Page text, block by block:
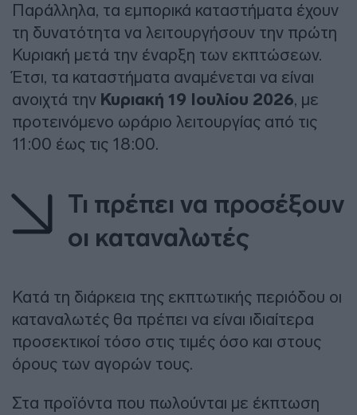
Παράλληλα, τα εμπορικά καταστήματα έχουν
τη δυνατότητα να λειτουργήσουν την πρώτη
Κυριακή μετά την έναρξη των εκπτώσεων.
Έτσι, τα καταστήματα αναμένεται να είναι
ανοιχτά την Κυριακή 19 Ιουλίου 2026, με
προτεινόμενο ωράριο λειτουργίας από τις
11:00 έως τις 18:00.
Τι πρέπει να προσέξουν
οι καταναλωτές
Κατά τη διάρκεια της εκπτωτικής περιόδου οι
καταναλωτές θα πρέπει να είναι ιδιαίτερα
προσεκτικοί τόσο στις τιμές όσο και στους
όρους των αγορών τους.
Στα προϊόντα που πωλούνται με έκπτωση